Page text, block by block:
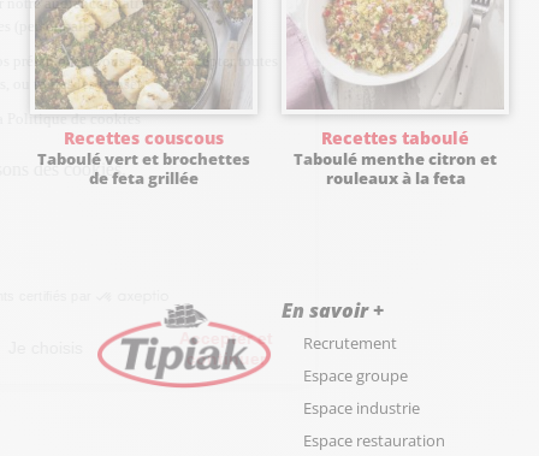
Recettes couscous
Taboulé vert et brochettes
de feta grillée
Recettes taboulé
Taboulé menthe citron et
rouleaux à la feta
En savoir +
Recrutement
Espace groupe
Espace industrie
Espace restauration